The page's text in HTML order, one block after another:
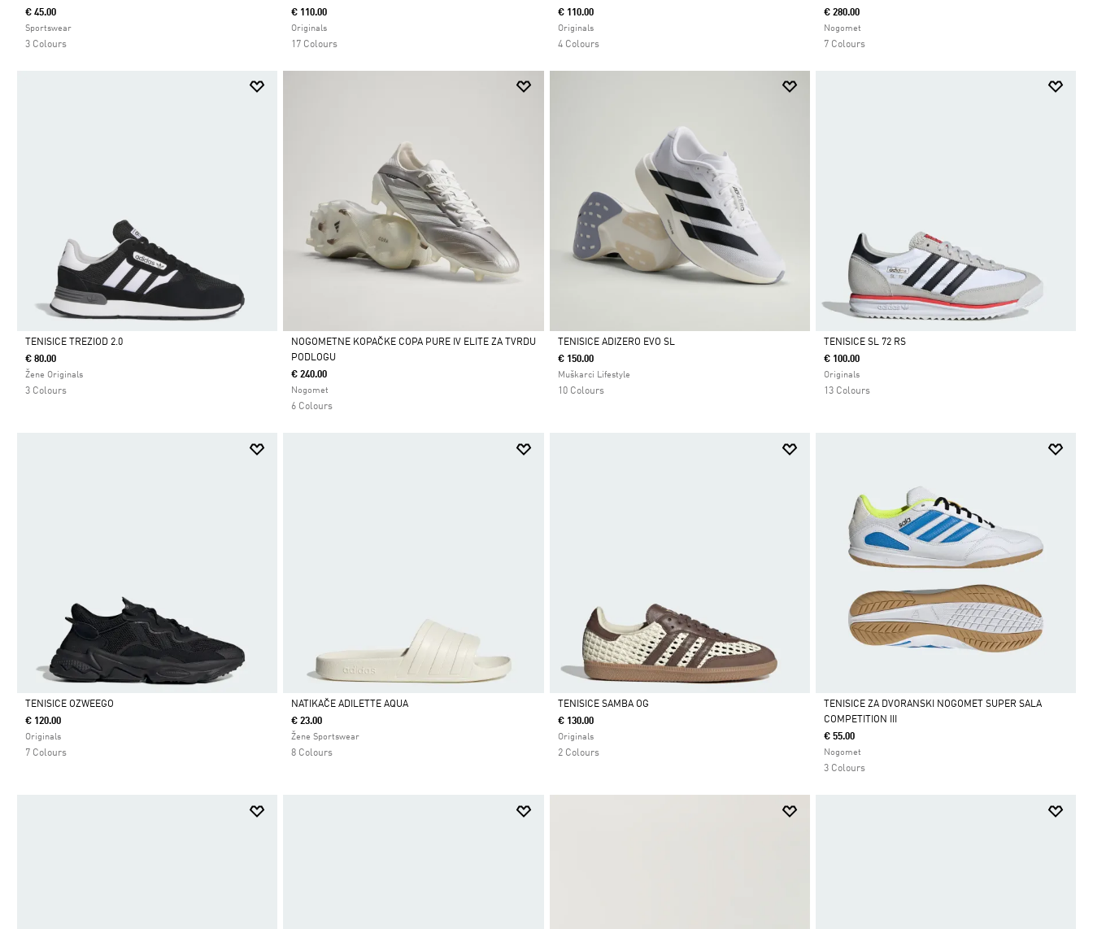
Da
€ 45.00
Sportswear
3 Colours
Da
€ 110.00
Originals
17 Colours
Da
€ 110.00
Originals
4 Colours
Da
€ 280.00
Nogomet
7 Colours
Da
TENISICE TREZIOD 2.0
€ 80.00
Žene Originals
3 Colours
Da
NOGOMETNE KOPAČKE COPA PURE IV ELITE ZA TVRDU
PODLOGU
€ 240.00
Nogomet
6 Colours
Da
TENISICE ADIZERO EVO SL
€ 150.00
Muškarci Lifestyle
10 Colours
Da
TENISICE SL 72 RS
€ 100.00
Originals
13 Colours
Da
TENISICE OZWEEGO
€ 120.00
Originals
7 Colours
Da
NATIKAČE ADILETTE AQUA
€ 23.00
Žene Sportswear
8 Colours
Da
TENISICE SAMBA OG
€ 130.00
Originals
2 Colours
Da
TENISICE ZA DVORANSKI NOGOMET SUPER SALA
COMPETITION III
€ 55.00
Nogomet
3 Colours